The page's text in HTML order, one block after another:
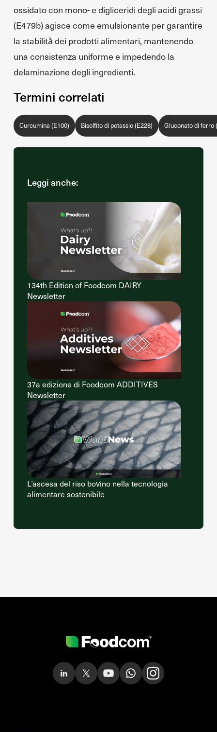
ossidato con mono- e digliceridi degli acidi grassi
(E479b) agisce come emulsionante per garantire
la stabilità dei prodotti alimentari, mantenendo
una consistenza uniforme e impedendo la
delaminazione degli ingredienti.
Termini correlati
Curcumina (E100) Bisolfito di potassio (E228) Gluconato di ferro
Leggi anche:
134th Edition of Foodcom DAIRY
Newsletter
37a edizione di Foodcom ADDITIVES
Newsletter
L’ascesa del riso bovino nella tecnologia
alimentare sostenibile